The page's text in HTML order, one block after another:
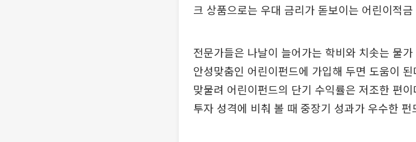
크 상품으로는 우대 금리가 돋보이는 어린이적
전문가들은 나날이 늘어가는 학비와 치솟는 물
안성맞춤인 어린이펀드에 가입해 두면 도움이
맞물려 어린이펀드의 단기 수익률은 저조한 편
투자 성격에 비춰 볼 때 중장기 성과가 우수한